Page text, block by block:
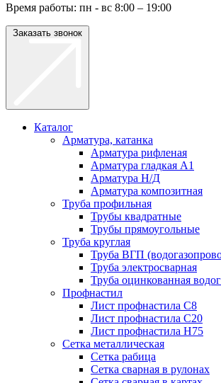
Время работы: пн - вс 8:00 – 19:00
Заказать звонок
Каталог
Арматура, катанка
Арматура рифленая
Арматура гладкая A1
Арматура Н/Д
Арматура композитная
Труба профильная
Трубы квадратные
Трубы прямоугольные
Труба круглая
Труба ВГП
Труба электросварная
Труба оцинкованная
Профнастил
Лист профнастила С8
Лист профнастила С20
Лист профнастила Н75
Сетка металлическая
Сетка рабица
Сетка сварная в рулонах